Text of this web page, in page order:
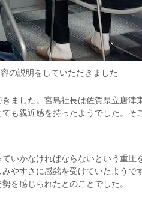
の説明をしていただきました
ました。宮島社長は佐賀県立唐
も親近感を持ったようでした。そ
いかなければならないという重圧
やすさに感銘を受けていたようで
を感じられたとのことでした。